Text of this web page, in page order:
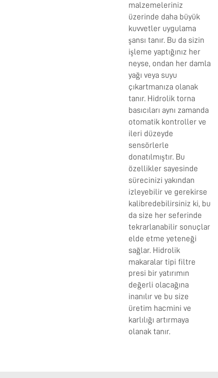
malzemeleriniz
üzerinde daha büyük
kuvvetler uygulama
şansı tanır. Bu da sizin
işleme yaptığınız her
neyse, ondan her damla
yağı veya suyu
çıkartmanıza olanak
tanır. Hidrolik torna
basıcıları aynı zamanda
otomatik kontroller ve
ileri düzeyde
sensörlerle
donatılmıştır. Bu
özellikler sayesinde
sürecinizi yakından
izleyebilir ve gerekirse
kalibredebilirsiniz ki, bu
da size her seferinde
tekrarlanabilir sonuçlar
elde etme yeteneği
sağlar. Hidrolik
makaralar tipi filtre
presi bir yatırımın
değerli olacağına
inanılır ve bu size
üretim hacmini ve
karlılığı artırmaya
olanak tanır.